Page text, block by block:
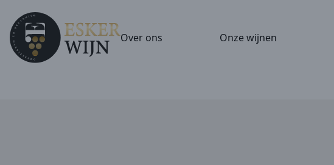
Over ons Onze wijnen